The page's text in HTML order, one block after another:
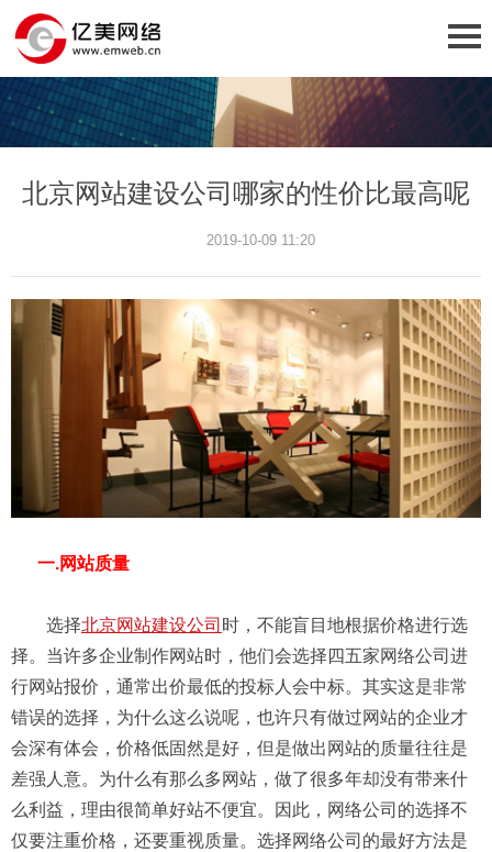
北京网站建设公司哪家的性价比最高呢
2019-10-09 11:20
一.网站质量
选择北京网站建设公司 时，不能盲目地根据价格进行选
择。当许多企业制作网站时，他们会选择四五家网络公司进
行网站报价，通常出价最低的投标人会中标。其实这是非常
错误的选择，为什么这么说呢，也许只有做过网站的企业才
会深有体会，价格低固然是好，但是做出网站的质量往往是
差强人意。为什么有那么多网站，做了很多年却没有带来什
么利益，理由很简单好站不便宜。因此，网络公司的选择不
仅要注重价格，还要重视质量。选择网络公司的最好方法是